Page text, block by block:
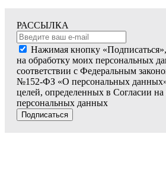
РАССЫЛКА
Нажимая кнопку
на обработку моих персональных
соответствии с Федеральным
№152-ФЗ «О персональных
целей, определенных в Согласии на
персональных данных
Подписаться